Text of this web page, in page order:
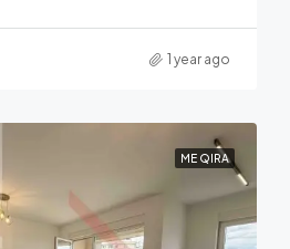
1 year ago
ME QIRA